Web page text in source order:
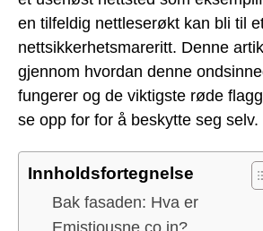
en tilfeldig nettleserøkt kan bli til
nettsikkerhetsmareritt. Denne
gjennom hvordan denne
fungerer og de viktigste røde
se opp for for å beskytte seg selv.
Innholdsfortegnelse
Bak fasaden: Hva er